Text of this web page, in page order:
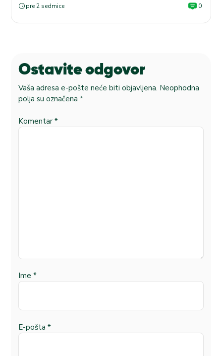
pre 2 sedmice 0
Ostavite odgovor
Vaša adresa e-pošte neće biti objavljena. Neophodna
polja su označena *
Komentar *
Ime *
E-pošta *